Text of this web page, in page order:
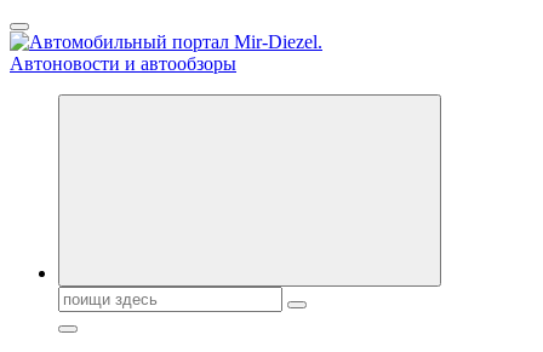
Перейти
к
содержанию
Справочник автомобилиста. Обзор новинок популярных
Поиск: